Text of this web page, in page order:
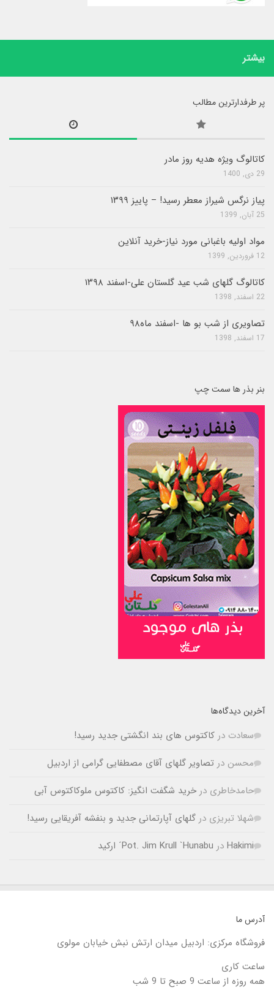
بیشتر
پر طرفدارترین مطالب
کاتالوگ ویژه هدیه روز مادر
29 دی, 1400
پیاز نرگس شیراز معطر رسید! – پاییز ۱۳۹۹
25 آبان, 1399
مواد اولیه باغبانی مورد نیاز-خرید آنلاین
12 فروردین, 1399
کاتالوگ گلهای شب عید گلستان علی-اسفند ۱۳۹۸
22 اسفند, 1398
تصاویری از شب بو ها -اسفند ماه۹۸
17 اسفند, 1398
بنر بذر ها سمت چپ
آخرین دیدگاه‌ها
سعادت در کاکتوس های بند انگشتی جدید رسید!
محسن در تصاویر گلهای آقای مصطفایی گرامی از اردبیل
حامدخاطری درخرید شگفت انگیز: کاکتوس ملوکاکتوس آبی
شهلا تبریزی در گلهای آپارتمانی جدید و بنفشه آفریقایی رسید!
Hakimi در Pot. Jim Krull `Hunabu´ ارکید
آدرس ما
فروشگاه مرکزی: اردبیل میدان ارتش نبش خیابان مولوی
ساعت کاری
همه روزه از ساعت 9 صبح تا 9 شب